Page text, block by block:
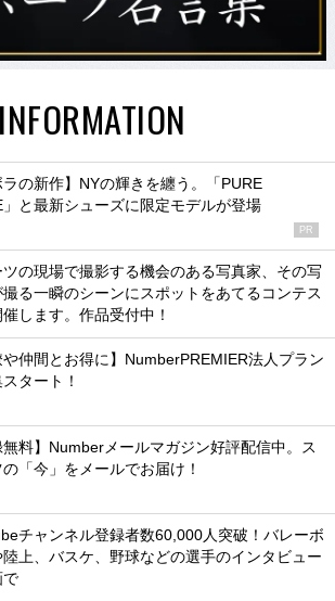
INFORMATION
ラの新作】NYの輝きを纏う。「PURE
」と最新シューズに限定モデルが登場
PR
ツの現場で撮影する機会のある写真家、その写
る一瞬のシーンにスポットをあてるコンテス
催します。作品受付中！
や仲間とお得に】NumberPREMIER法人プラン
タート！
無料】Numberメールマガジン好評配信中。ス
「今」をメールでお届け！
チャンネル登録者数60,000人突破！バレーボ
陸上、バスケ、野球などの選手のインタビュー
で